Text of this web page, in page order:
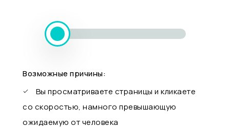
Возможные причины:
Вы просматриваете страницы и кликаете
со скоростью, намного превышающую
ожидаемую от человека